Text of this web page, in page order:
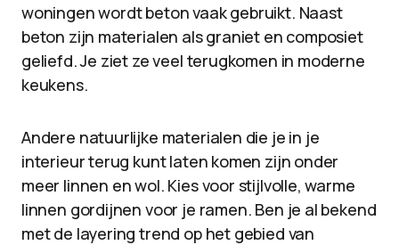
woningen wordt beton vaak gebruikt. Naast
beton zijn materialen als graniet en composiet
geliefd. Je ziet ze veel terugkomen in moderne
keukens.
Andere natuurlijke materialen die je in je
interieur terug kunt laten komen zijn onder
meer linnen en wol. Kies voor stijlvolle, warme
linnen gordijnen voor je ramen. Ben je al bekend
met de layering trend op het gebied van